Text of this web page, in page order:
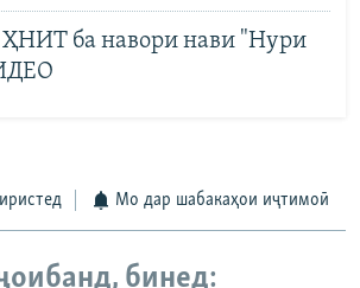
ба навори нави "Нури
Мо дар шабакаҳои иҷтимоӣ
бинед: